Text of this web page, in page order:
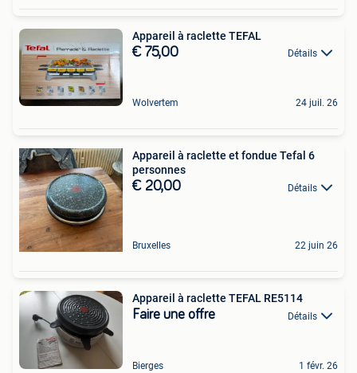
Appareil à raclette TEFAL
€ 75,00 Détails
Wolvertem 24 juil. 26
Appareil à raclette et fondue Tefal 6
personnes
€ 20,00 Détails
Bruxelles 22 juin 26
Appareil à raclette TEFAL RE5114
Faire une offre Détails
Bierges 1 févr. 26